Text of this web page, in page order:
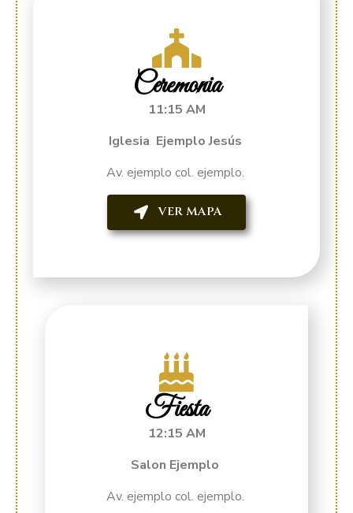
Ceremonia
11:15 AM
Iglesia Ejemplo Jesús
Av. ejemplo col. ejemplo.
VER MAPA
Fiesta
12:15 AM
Salon Ejemplo
Av. ejemplo col. ejemplo.